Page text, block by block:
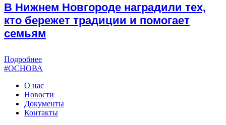
В Нижнем Новгороде наградили тех,
кто бережет традиции и помогает
семьям
Подробнее
#ОСНОВА
О нас
Новости
Документы
Контакты